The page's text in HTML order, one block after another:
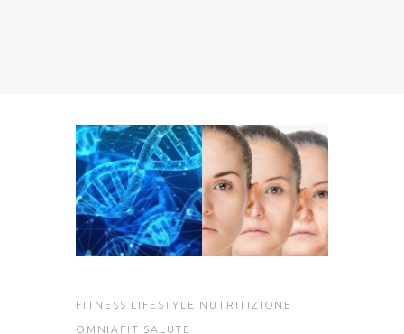
FITNESS LIFESTYLE NUTRITIZIONE
OMNIAFIT SALUTE